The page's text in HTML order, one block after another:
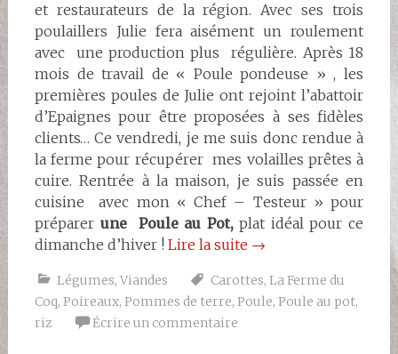
et restaurateurs de la région. Avec ses trois
poulaillers Julie fera aisément un roulement
avec une production plus régulière. Après 18
mois de travail de « Poule pondeuse » , les
premières poules de Julie ont rejoint l’abattoir
d’Epaignes pour être proposées à ses fidèles
clients… Ce vendredi, je me suis donc rendue à
la ferme pour récupérer mes volailles prêtes à
cuire. Rentrée à la maison, je suis passée en
cuisine avec mon « Chef – Testeur » pour
préparer une Poule au Pot,plat idéal pour ce
dimanche d’hiver ! Lire la suite →
Légumes, Viandes Carottes, La Ferme du
Coq, Poireaux, Pommes de terre, Poule, Poule au pot,
riz
Écrire un commentaire